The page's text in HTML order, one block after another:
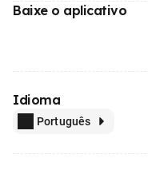
Baixe o aplicativo
Idioma
Português